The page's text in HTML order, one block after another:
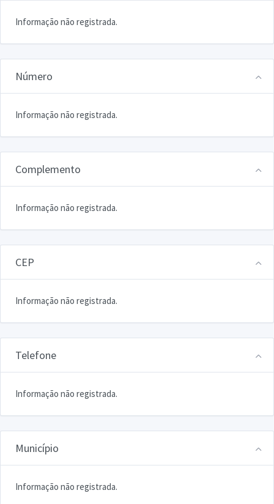
Informação não registrada.
Número
Informação não registrada.
Complemento
Informação não registrada.
CEP
Informação não registrada.
Telefone
Informação não registrada.
Município
Informação não registrada.